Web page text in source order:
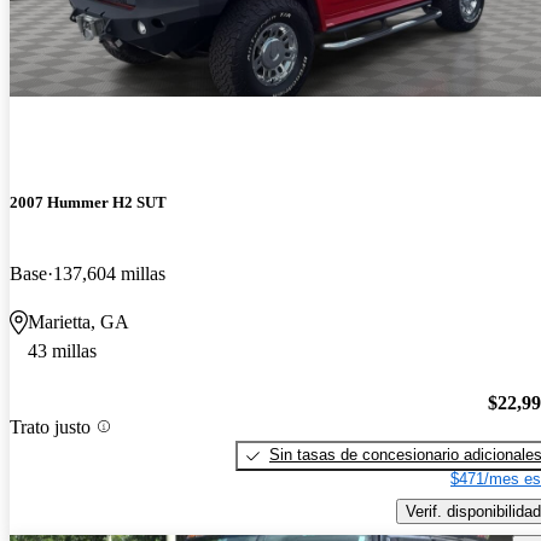
2007 Hummer H2 SUT
Base 137,604 millas
Marietta, GA
43 millas
Trato justo
Sin tasas de concesionario adicionales
$471/mes
Verif. disponibilidad